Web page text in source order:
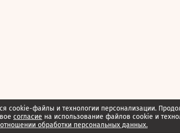
cookie-файлы и технологии персонализации.
согласие на использование файлов cookie и
обработки персональных данных.